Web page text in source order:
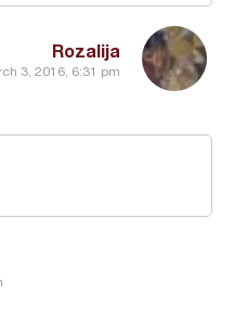
Rozalija
3, 2016, 6:31 pm